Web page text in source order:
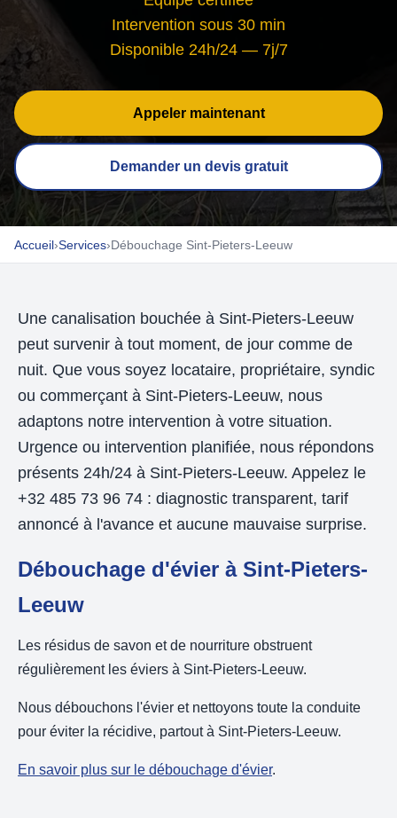
Intervention sous 30 min
Disponible 24h/24 — 7j/7
Appeler maintenant
Demander un devis gratuit
Accueil›Services›Débouchage Sint-Pieters-Leeuw
Une canalisation bouchée à Sint-Pieters-Leeuw
peut survenir à tout moment, de jour comme de
nuit. Que vous soyez locataire, propriétaire, syndic
ou commerçant à Sint-Pieters-Leeuw, nous
adaptons notre intervention à votre situation.
Urgence ou intervention planifiée, nous répondons
présents 24h/24 à Sint-Pieters-Leeuw. Appelez le
+32 485 73 96 74 : diagnostic transparent, tarif
annoncé à l'avance et aucune mauvaise surprise.
Débouchage d'évier à Sint-Pieters-
Leeuw
Les résidus de savon et de nourriture obstruent
régulièrement les éviers à Sint-Pieters-Leeuw.
Nous débouchons l'évier et nettoyons toute la conduite
pour éviter la récidive, partout à Sint-Pieters-Leeuw.
En savoir plus sur le débouchage d'évier.